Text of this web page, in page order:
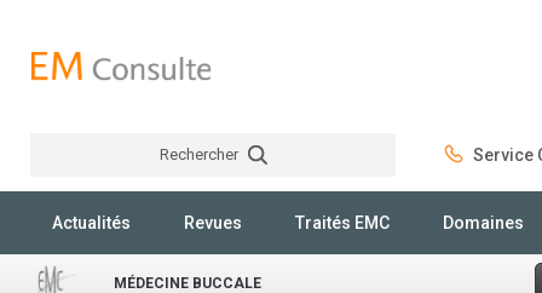
Rechercher Service
Actualités Revues Traités EMC Domaines
MÉDECINE BUCCALE